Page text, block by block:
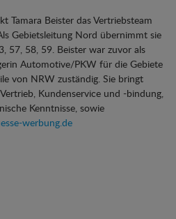
Tamara Beister das Vertriebsteam
Gebietsleitung Nord übernimmt sie
57, 58, 59. Beister war zuvor als
Automotive/PKW für die Gebiete
von NRW zuständig. Sie bringt
Kundenservice und -bindung,
Kenntnisse, sowie
werbung.de